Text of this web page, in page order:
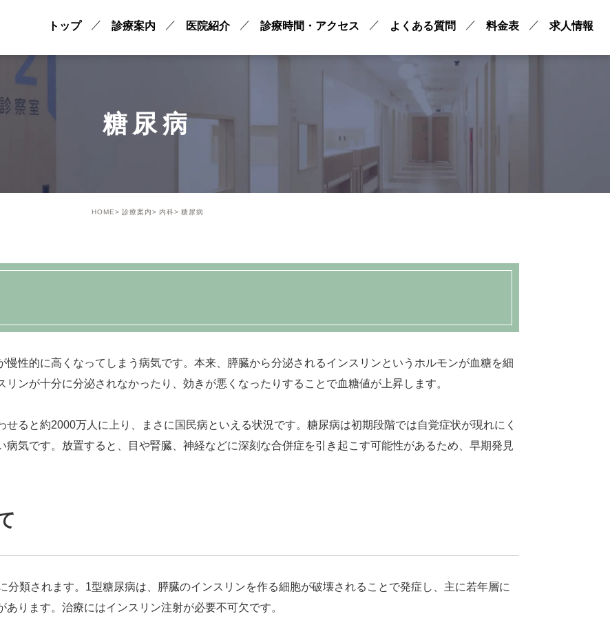
トップ 診療案内 医院紹介 診療時間・アクセス よくある質問 料金表 求人情報
糖尿病
HOME 診療案内 内科 糖尿病
性的に高くなってしまう病気です。本来、膵臓から分泌されるインスリンというホルモンが血糖を細
ンが十分に分泌されなかったり、効きが悪くなったりすることで血糖値が上昇します。
ると約2000万人に上り、まさに国民病といえる状況です。糖尿病は初期段階では自覚症状が現れにく
気です。放置すると、目や腎臓、神経などに深刻な合併症を引き起こす可能性があるため、早期発見
分類されます。1型糖尿病は、膵臓のインスリンを作る細胞が破壊されることで発症し、主に若年層に
ります。治療にはインスリン注射が必要不可欠です。